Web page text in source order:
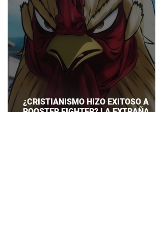
¿CRISTIANISMO HIZO EXITOSO A
ROOSTER FIGHTER? LA EXTRAÑA